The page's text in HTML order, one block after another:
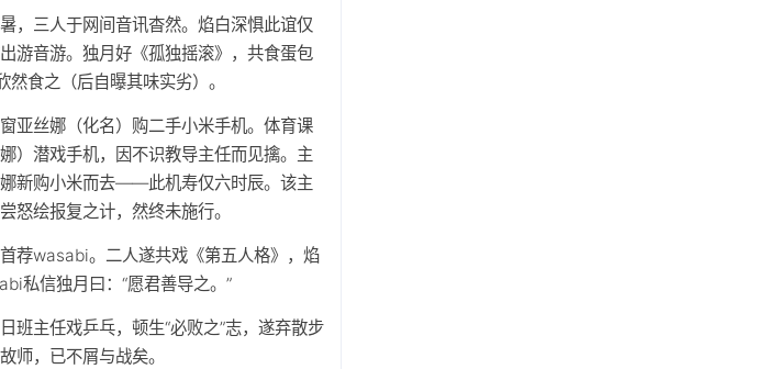
，三人于网间音讯杳然。焰白深惧此谊仅
游音游。独月好《孤独摇滚》，共食蛋包
然食之（后自曝其味实劣）。
亚丝娜（化名）购二手小米手机。体育课
）潜戏手机，因不识教导主任而见擒。主
新购小米而去——此机寿仅六时辰。该主
怒绘报复之计，然终未施行。
荐wasabi。二人遂共戏《第五人格》，焰
私信独月曰：“愿君善导之。”
班主任戏乒乓，顿生“必败之”志，遂弃散步
师，已不屑与战矣。